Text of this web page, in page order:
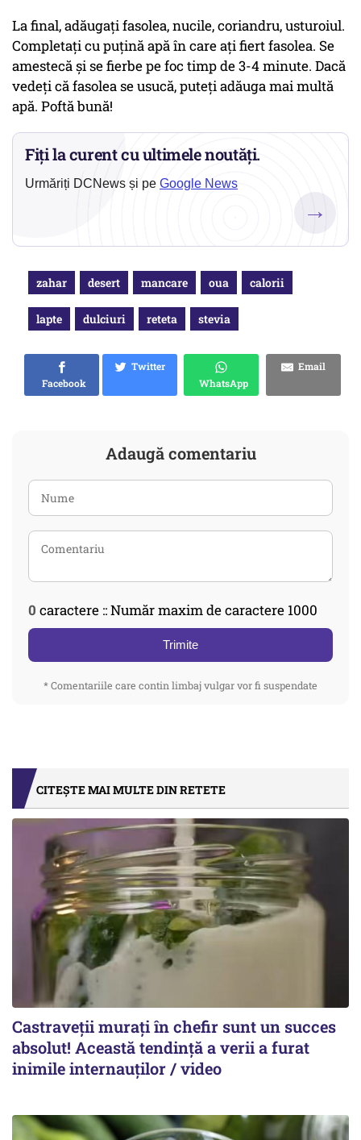
La final, adăugați fasolea, nucile, coriandru, usturoiul.
Completați cu puțină apă în care ați fiert fasolea. Se
amestecă și se fierbe pe foc timp de 3-4 minute. Dacă
vedeți că fasolea se usucă, puteți adăuga mai multă
apă. Poftă bună!
Fiți la curent cu ultimele noutăți.
Urmăriți DCNews și pe Google News
→
zahar desert mancare oua calorii
lapte dulciuri reteta stevia
Facebook
Twitter
WhatsApp
Email
Adaugă comentariu
0 caractere :: Număr maxim de caractere 1000
Trimite
* Comentariile care contin limbaj vulgar vor fi suspendate
CITEȘTE MAI MULTE DIN RETETE
Castraveții murați în chefir sunt un succes
absolut! Această tendință a verii a furat
inimile internauților / video